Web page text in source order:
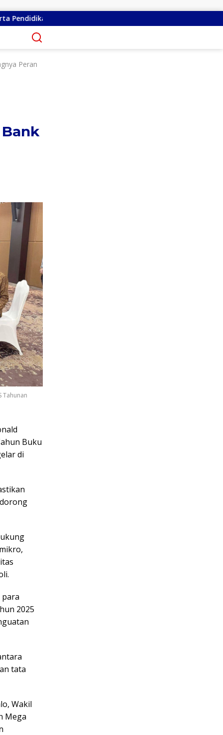
Warga
Peran
Tahunan
Buku
di
2025
tata
Wakil
Mega